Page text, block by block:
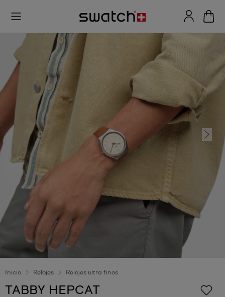
Inicio Relojes Relojes ultra finos
TABBY HEPCAT